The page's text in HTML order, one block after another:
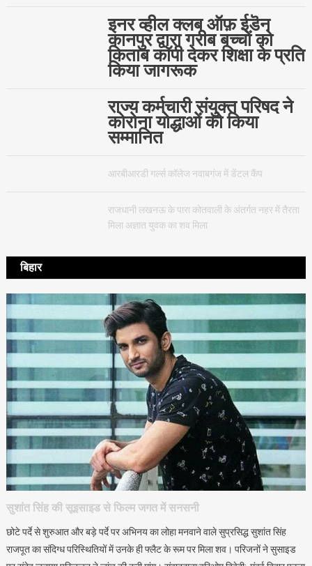
इनर व्हील क्लब ऑफ़ ईडॆन
कानपुर द्वारा गरीब बच्चों को
किताब कॉपी देकर शिक्षा के प्रति
किया जागरूक
राज्य कर्मचारी संयुक्त परिषद ने
कोरोना योद्धाओं को किया
सम्मानित
आरबीआरडी गर्ल्स कॉलेज नवाबगंज में डेंटल कैंप
राजधानी लखनऊ के पारा कोतवाली के अंतर्गत नहर में तैरता
मिला अज्ञात युवक का शव मिला
बिहार
सुशांत सिंह की सूइसाइड से फिल्म जगत में सनसनी
छोटे पर्दे से शुरुआत और बड़े पर्दे पर अभिनय का लोहा मनवाने वाले सुप्रसिद्ध सुशांत सिंह
राजपूत का संदिग्ध परिस्थितियों में उनके ही फ्लैट के रूम पर मिला शव। परिजनों ने सुसाइड